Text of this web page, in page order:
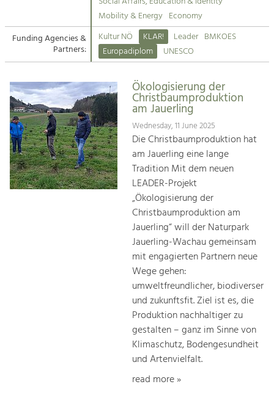
Suche
Impressum
Kontakt
Tourism
Offer Development and Positioning
Art & Culture
Crafts, Science and Research.
Social Affairs, Education
& Identity
Equality, Youth and Integration.
Climate Change, Public Transport and
Increase in Regional Value Added.
Mobility & Energy Economy
Funding Agencies &
Partners:
Kultur NÖ KLAR! Leader BMKOES
Europadiplom
UNESCO
Ökologisierung der
Christbaumproduktion
am Jauerling
Wednesday, 11 June 2025
Die Christbaumproduktion hat
am Jauerling eine lange
Tradition Mit dem neuen
LEADER-Projekt
„Ökologisierung der
Christbaumproduktion am
Jauerling“ will der Naturpark
Jauerling-Wachau gemeinsam
mit engagierten Partnern neue
Wege gehen:
umweltfreundlicher, biodiverser
und zukunftsfit. Ziel ist es, die
Produktion nachhaltiger zu
gestalten – ganz im Sinne von
Klimaschutz, Bodengesundheit
und Artenvielfalt.
read more »